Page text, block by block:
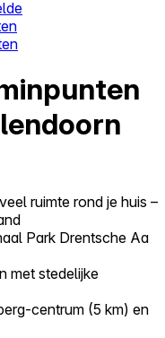
ruimte rond je huis –
Park Drentsche Aa
met stedelijke
centrum (5 km) en